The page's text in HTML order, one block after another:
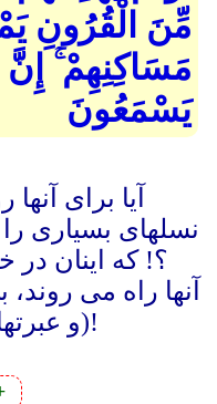
مِّنَ الْقُرُونِ
مَسَاكِنِهِمْ ۚ إِنَّ
يَسْمَعُونَ
آیا برای
نسلهای بسیاری
؟! که اینان
آنها راه می
(و عبرتها) است، آیا نمی شنوند؟!